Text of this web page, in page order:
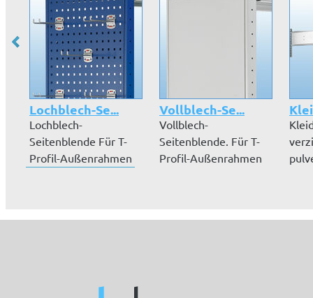
Lochblech-Se...
Lochblech-
Seitenblende Für T-
Profil-Außenrahmen
Vollblech-Se...
Vollblech-
Seitenblende. Für T-
Profil-Außenrahmen